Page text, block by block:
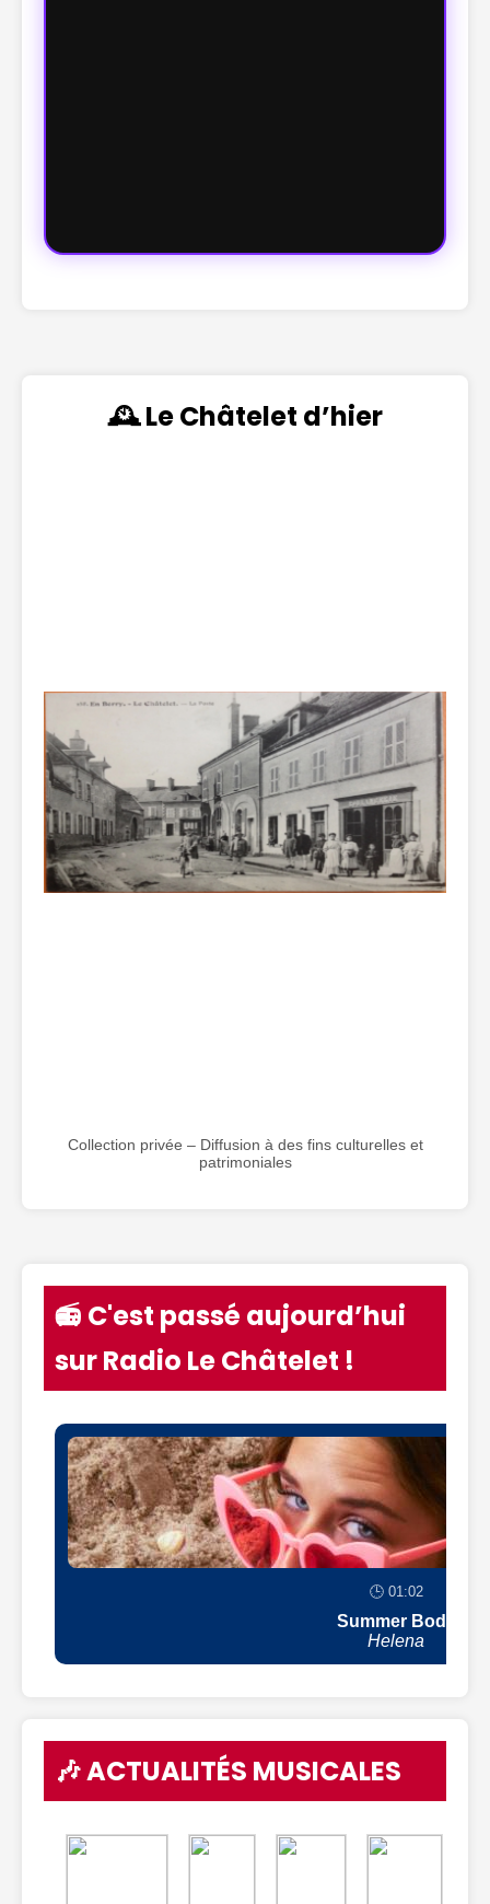
🕰️ Le Châtelet d’hier
Collection privée – Diffusion à des fins culturelles et
patrimoniales
📻 C'est passé aujourd’hui
sur Radio Le Châtelet !
🕒 01:02
Summer Body
Helena
🎶 ACTUALITÉS MUSICALES